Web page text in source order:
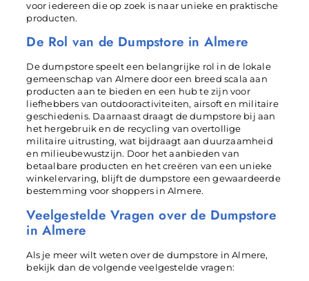
voor iedereen die op zoek is naar unieke en praktische
producten.
De Rol van de Dumpstore in Almere
De dumpstore speelt een belangrijke rol in de lokale
gemeenschap van Almere door een breed scala aan
producten aan te bieden en een hub te zijn voor
liefhebbers van outdooractiviteiten, airsoft en militaire
geschiedenis. Daarnaast draagt de dumpstore bij aan
het hergebruik en de recycling van overtollige
militaire uitrusting, wat bijdraagt aan duurzaamheid
en milieubewustzijn. Door het aanbieden van
betaalbare producten en het creëren van een unieke
winkelervaring, blijft de dumpstore een gewaardeerde
bestemming voor shoppers in Almere.
Veelgestelde Vragen over de Dumpstore
in Almere
Als je meer wilt weten over de dumpstore in Almere,
bekijk dan de volgende veelgestelde vragen: